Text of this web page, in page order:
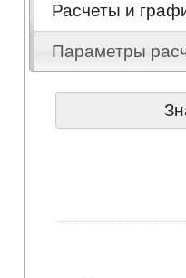
Расчеты и
Параметры